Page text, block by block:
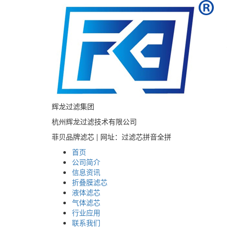
辉龙过滤集团
杭州辉龙过滤技术有限公司
菲贝品牌滤芯 | 网址：过滤芯拼音全拼
首页
公司简介
信息资讯
折叠膜滤芯
液体滤芯
气体滤芯
行业应用
联系我们